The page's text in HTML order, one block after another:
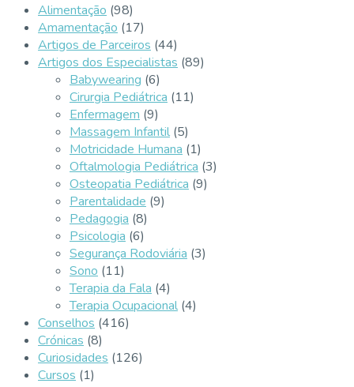
Alimentação (98)
Amamentação (17)
Artigos de Parceiros (44)
Artigos dos Especialistas (89)
Babywearing (6)
Cirurgia Pediátrica (11)
Enfermagem (9)
Massagem Infantil (5)
Motricidade Humana (1)
Oftalmologia Pediátrica (3)
Osteopatia Pediátrica (9)
Parentalidade (9)
Pedagogia (8)
Psicologia (6)
Segurança Rodoviária (3)
Sono (11)
Terapia da Fala (4)
Terapia Ocupacional (4)
Conselhos (416)
Crónicas (8)
Curiosidades (126)
Cursos (1)